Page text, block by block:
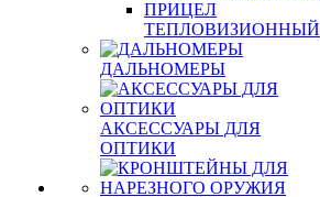
ПРИЦЕЛ
ТЕПЛОВИЗИОННЫЙ
ДАЛЬНОМЕРЫ
АКСЕССУАРЫ ДЛЯ
ОПТИКИ